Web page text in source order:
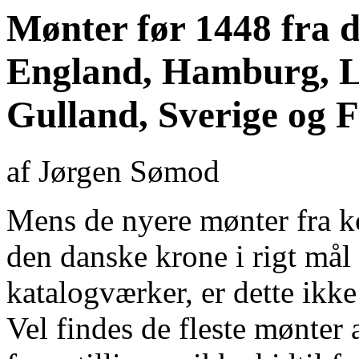
Mønter før 1448 fra
England, Hamburg,
Gulland, Sverige og
af Jørgen Sømod
Mens de nyere mønter fra
den danske krone i rigt
katalogværker, er dette
Vel findes de fleste mønter